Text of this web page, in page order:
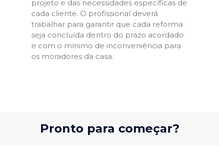
projeto e das necessidades específicas de
cada cliente. O profissional deverá
trabalhar para garantir que cada reforma
seja concluída dentro do prazo acordado
e com o mínimo de inconveniência para
os moradores da casa.
Pronto para começar?